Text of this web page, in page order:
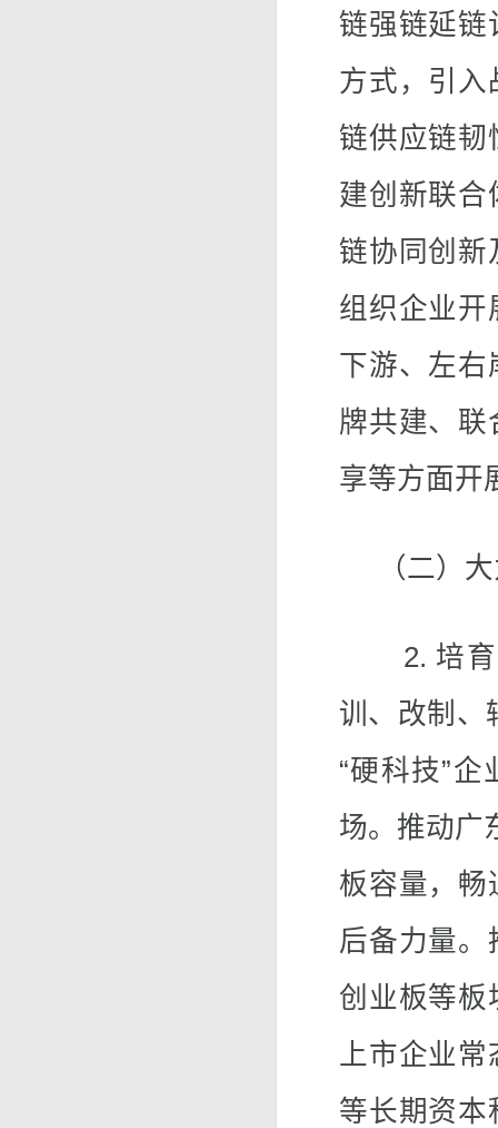
链强链延链
方式，引入
链供应链韧
建创新联
链协同创新
组织企业开
下游、左右
牌共建、联
享等方面开
（二）大
2. 培育牵
训、改制、
“硬科技”
场。推动广
板容量，畅
后备力量
创业板等板
上市企业
等长期资本